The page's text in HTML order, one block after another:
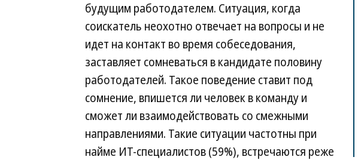
будущим работодателем. Ситуация, когда
соискатель неохотно отвечает на вопросы и не
идет на контакт во время собеседования,
заставляет сомневаться в кандидате половину
работодателей. Такое поведение ставит под
сомнение, впишется ли человек в команду и
сможет ли взаимодействовать со смежными
направлениями. Такие ситуации частотны при
найме ИТ-специалистов (59%), встречаются реже